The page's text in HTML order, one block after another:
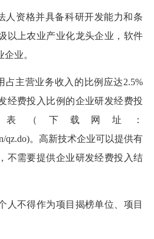
资格并具备科研开发能力和条
以上农业产业化龙头企业，软件
业。
主营业务收入的比例应达2.5%
经费投入比例的企业研发经费投
（下载网址：
qz.do)。高新技术企业可以提供有
不需要提供企业研发经费投入结
不得作为项目揭榜单位、项目